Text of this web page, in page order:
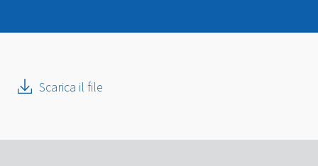
Scarica il file